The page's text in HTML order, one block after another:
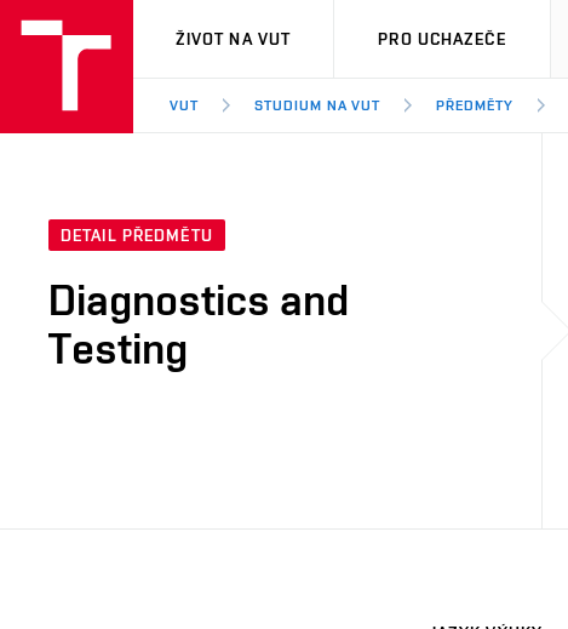
VUT
ŽIVOT NA VUT PRO UCHAZEČE
VUT STUDIUM NA VUT PŘEDMĚTY
DETAIL PŘEDMĚTU
Diagnostics and
Testing